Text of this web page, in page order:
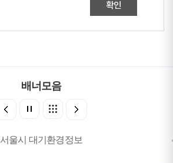
확인
배너모음
서울시 대기환경정보